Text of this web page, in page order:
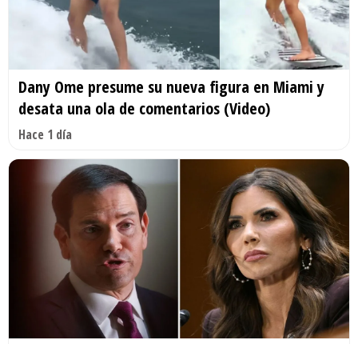
Dany Ome presume su nueva figura en Miami y
desata una ola de comentarios (Video)
Hace 1 día